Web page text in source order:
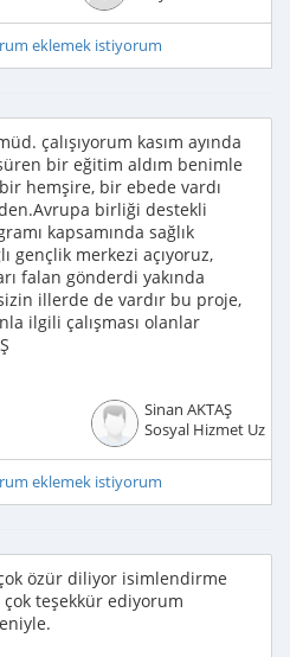
eklemek istiyorum
çalışıyorum kasım ayında
bir eğitim aldım benimle
hemşire, bir ebede vardı
birliği destekli
kapsamında sağlık
gençlik merkezi açıyoruz,
falan gönderdi yakında
illerde de vardır bu proje,
ilgili çalışması olanlar
Sinan AKTAŞ
Sosyal Hizmet
eklemek istiyorum
özür diliyor isimlendirme
teşekkür ediyorum